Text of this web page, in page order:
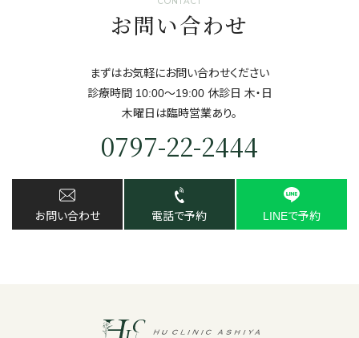
お問い合わせ
まずはお気軽にお問い合わせください
診療時間 10:00～19:00 休診日 ⽊・⽇
⽊曜日は臨時営業あり。
0797-22-2444
お問い合わせ 電話で予約 LINEで予約